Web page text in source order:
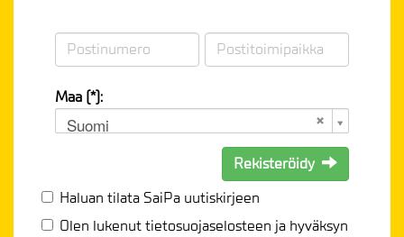
Maa (*):
Suomi
Rekisteröidy
Haluan tilata SaiPa uutiskirjeen
Olen lukenuttietosuojaselosteen ja hyväksyn